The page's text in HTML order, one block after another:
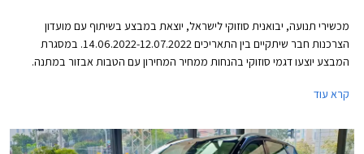
מכשירי תנועה, יבואנית סוזוקי לישראל, יוצאת במבצע בשיתוף עם מועדון
הצרכנות חבר שיתקיים בין התאריכים 14.06.2022-12.07.2022. במסגרת
המבצע יוצעו דגמי סוזוקי בהנחות ממחיר המחירון עם הטבות אבזור במתנה.
קרא עוד